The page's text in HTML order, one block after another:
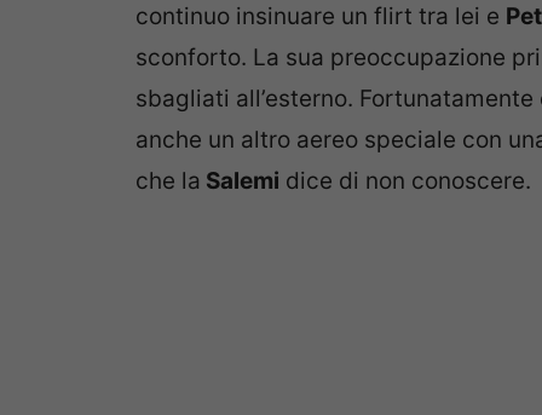
continuo insinuare un flirt tra lei e
sconforto. La sua preoccupazione
sbagliati all’esterno.
anche un altro aereo speciale con
che la Salemi dice di non conoscere.